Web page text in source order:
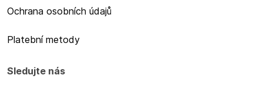
Ochrana osobních údajů
Platební metody
Sledujte nás